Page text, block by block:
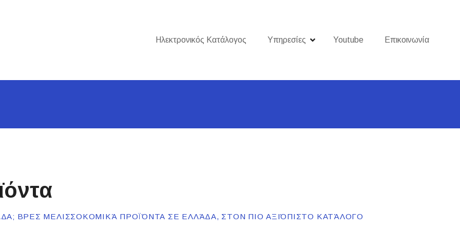
Ηλεκτρονικός Κατάλογος Υπηρεσίες Youtube Επικοινωνία
ΒΡΕΣ ΜΕΛΙΣΣΟΚΟΜΙΚΆ ΠΡΟΪΌΝΤΑ ΣΕ ΕΛΛΆΔΑ, ΣΤΟΝ ΠΙΟ ΑΞΙΌΠΙΣΤΟ ΚΑΤΆΛΟΓΟ